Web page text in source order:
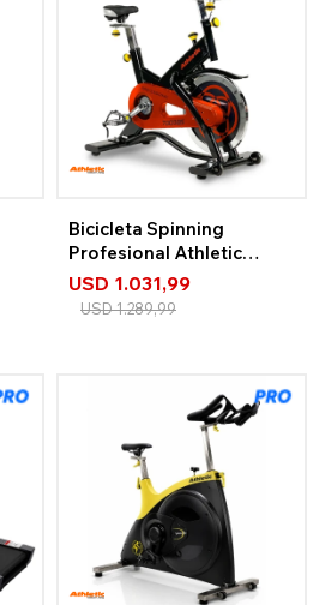
Bicicleta Spinning
Profesional Athletic
7000Bs
USD 1.031,99
USD1.289,99